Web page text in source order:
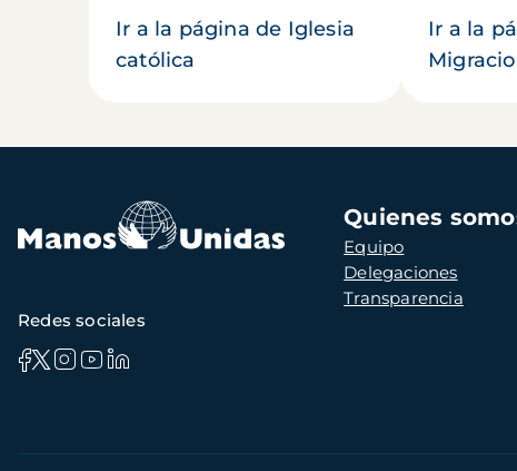
Ir a la página de Iglesia
católica
Ir a la
Navegación
principal
Quienes
Equipo
Delegaciones
Transparencia
Redes sociales